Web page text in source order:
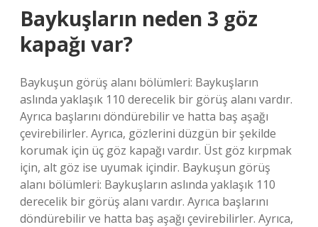
Baykuşların neden 3 göz
kapağı var?
Baykuşun görüş alanı bölümleri: Baykuşların
aslında yaklaşık 110 derecelik bir görüş alanı vardır.
Ayrıca başlarını döndürebilir ve hatta baş aşağı
çevirebilirler. Ayrıca, gözlerini düzgün bir şekilde
korumak için üç göz kapağı vardır. Üst göz kırpmak
için, alt göz ise uyumak içindir. Baykuşun görüş
alanı bölümleri: Baykuşların aslında yaklaşık 110
derecelik bir görüş alanı vardır. Ayrıca başlarını
döndürebilir ve hatta baş aşağı çevirebilirler. Ayrıca,